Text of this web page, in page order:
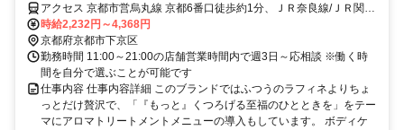
アクセス 京都市営烏丸線 京都6番口徒歩約1分、ＪＲ奈良線/ＪＲ関西
本線 京都中央口徒歩約2分、ＪＲ山陰本線 京都中央口徒歩約2分 最寄
駅：京都駅
時給2,232円～4,368円
京都府京都市下京区
勤務時間 11:00～21:00の店舗営業時間内で週3日～応相談 ※働く時
間を自分で選ぶことが可能です
仕事内容 仕事内容詳細 このブランドではふつうのラフィネよりちょ
っとだけ贅沢で、「『もっと』くつろげる至福のひとときを」をテー
マにアロマトリートメントメニューの導入もしています。 ボディケ